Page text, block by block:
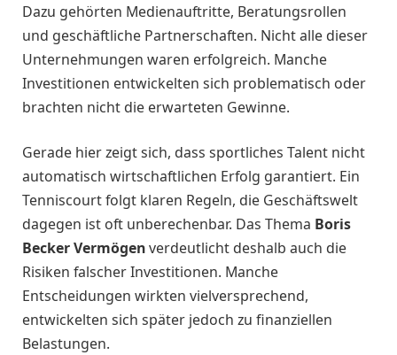
Dazu gehörten Medienauftritte, Beratungsrollen
und geschäftliche Partnerschaften. Nicht alle dieser
Unternehmungen waren erfolgreich. Manche
Investitionen entwickelten sich problematisch oder
brachten nicht die erwarteten Gewinne.
Gerade hier zeigt sich, dass sportliches Talent nicht
automatisch wirtschaftlichen Erfolg garantiert. Ein
Tenniscourt folgt klaren Regeln, die Geschäftswelt
dagegen ist oft unberechenbar. Das Thema Boris
Becker Vermögenverdeutlicht deshalb auch die
Risiken falscher Investitionen. Manche
Entscheidungen wirkten vielversprechend,
entwickelten sich später jedoch zu finanziellen
Belastungen.